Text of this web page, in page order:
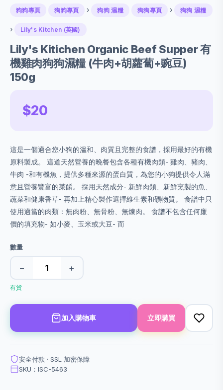
狗狗專頁 狗狗專頁 › 狗狗 濕糧 狗狗專頁 › 狗狗 濕糧
› Lily's Kitchen (英國)
Lily's Kitichen Organic Beef Supper 有
機雞肉狗狗濕糧 (牛肉+胡蘿蔔+豌豆)
150g
$20
這是一個適合您小狗的溫和、肉質且完整的食譜，採用最好的有機
原料製成。 這道天然營養的晚餐包含各種有機肉類- 雞肉、豬肉、
牛肉 -和有機魚，提供多種來源的蛋白質，為您的小狗提供令人滿
意且營養豐富的菜餚。 採用天然成分- 新鮮肉類、新鮮烹製的魚、
蔬菜和健康香草- 再加上精心製作選擇維生素和礦物質。 食譜中只
使用適當的肉類：無肉粉、無骨粉、無煉肉。 食譜不包含任何廉
價的填充物- 如小麥、玉米或大豆- 而
數量
− +
有貨
加入購物車 立即購買
安全付款 · SSL 加密保障
SKU：ISC-5463